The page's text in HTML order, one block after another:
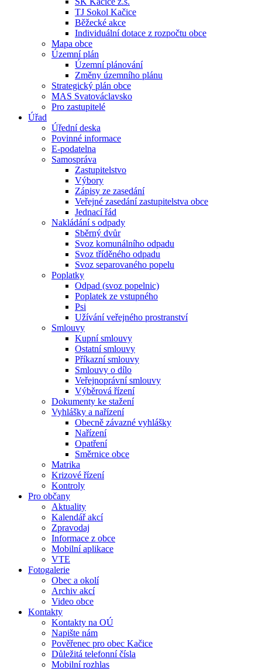
TJ Sokol Kačice
Běžecké akce
Individuální dotace z rozpočtu obce
Mapa obce
Územní plán
Územní plánování
Změny územního plánu
Strategický plán obce
MAS Svatováclavsko
Pro zastupitelé
Úřad
Úřední deska
Povinné informace
E-podatelna
Samospráva
Zastupitelstvo
Výbory
Zápisy ze zasedání
Veřejné zasedání zastupitelstva obce
Jednací řád
Nakládání s odpady
Sběrný dvůr
Svoz komunálního odpadu
Svoz tříděného odpadu
Svoz separovaného popelu
Poplatky
Odpad (svoz popelnic)
Poplatek ze vstupného
Psi
Užívání veřejného prostranství
Smlouvy
Kupní smlouvy
Ostatní smlouvy
Příkazní smlouvy
Smlouvy o dílo
Veřejnoprávní smlouvy
Výběrová řízení
Dokumenty ke stažení
Vyhlášky a nařízení
Obecně závazné vyhlášky
Nařízení
Opatření
Směrnice obce
Matrika
Krizové řízení
Kontroly
Pro občany
Aktuality
Kalendář akcí
Zpravodaj
Informace z obce
Mobilní aplikace
VTE
Fotogalerie
Obec a okolí
Archiv akcí
Video obce
Kontakty
Kontakty na OÚ
Napište nám
Pověřenec pro obec Kačice
Důležitá telefonní čísla
Mobilní rozhlas